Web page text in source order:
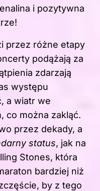
i pozytywna
przez różne etapy
podążają za
zdarzają
występu
a wiatr we
co można zakląć.
przez dekady, a
status, jak na
Stones, która
bardziej niż
by z tego